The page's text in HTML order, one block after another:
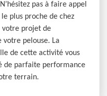
pas à faire appel
plus proche de chez
votre projet de
votre pelouse. La
de cette activité vous
de parfaite performance
terrain.